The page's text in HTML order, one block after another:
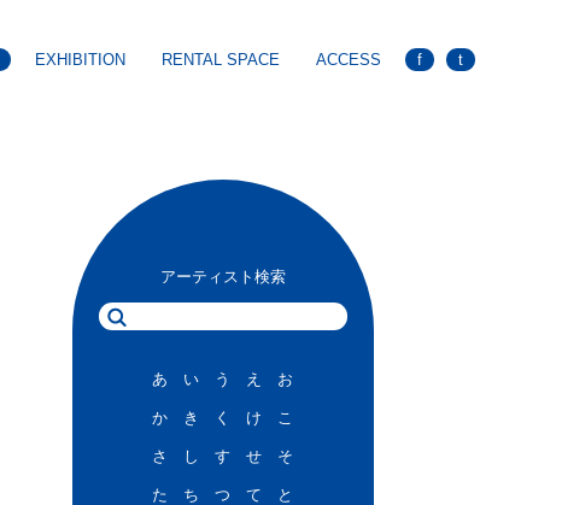
EXHIBITION RENTAL SPACE ACCESS f t
アーティスト検索
あ い う え お
か き く け こ
さ し す せ そ
た ち つ て と